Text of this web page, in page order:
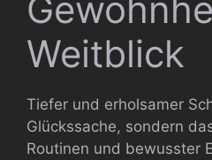
Weitblick
Tiefer und erholsamer
Glückssache, sondern
Routinen und bewusster